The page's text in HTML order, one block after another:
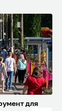
для